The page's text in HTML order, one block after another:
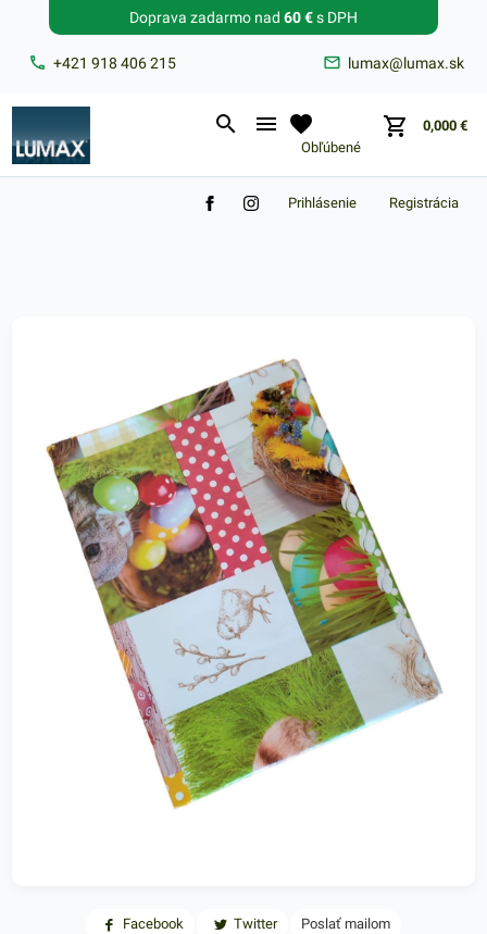
+421 918 406 215 lumax@lumax.sk
Doprava zadarmo nad 60 €s DPH
Obľúbené
0,000 €
Zabudnuté heslo?
Registrácia
Prihlásenie
Facebook Twitter Poslať mailom